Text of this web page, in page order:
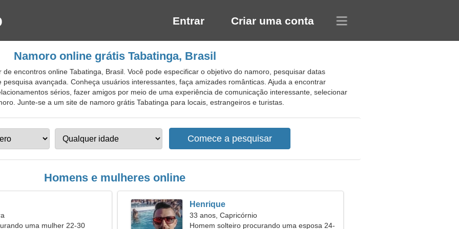
Entrar Criar uma conta
Namoro online grátis Tabatinga, Brasil
encontros online Tabatinga, Brasil. Você pode especificar o objetivo do namoro, pesquisar datas
avançada. Conheça usuários interessantes, faça amizades românticas. Ajuda a encontrar
sérios, fazer amigos por meio de uma experiência de comunicação interessante, selecionar
Junte-se a um site de namoro grátis Tabatinga para locais, estrangeiros e turistas.
Homens e mulheres online
uma mulher 22-30
Henrique
33 anos, Capricórnio
Homem solteiro procurando uma esposa 24-